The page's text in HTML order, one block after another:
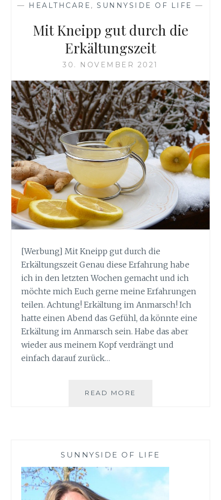
— HEALTHCARE ,SUNNYSIDE OF LIFE —
Mit Kneipp gut durch die
Erkältungszeit
30. NOVEMBER 2021
[Werbung] Mit Kneipp gut durch die
Erkältungszeit Genau diese Erfahrung habe
ich in den letzten Wochen gemacht und ich
möchte mich Euch gerne meine Erfahrungen
teilen. Achtung! Erkältung im Anmarsch! Ich
hatte einen Abend das Gefühl, da könnte eine
Erkältung im Anmarsch sein. Habe das aber
wieder aus meinem Kopf verdrängt und
einfach darauf zurück…
READ MORE
SUNNYSIDE OF LIFE